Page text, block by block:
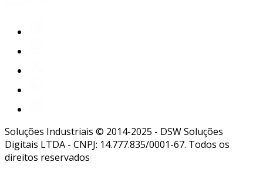
Soluções Industriais © 2014-2025 - DSW Soluções
Digitais LTDA - CNPJ: 14.777.835/0001-67. Todos os
direitos reservados